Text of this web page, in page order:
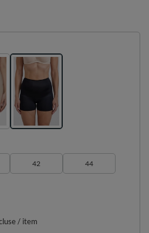
42 44
/ item